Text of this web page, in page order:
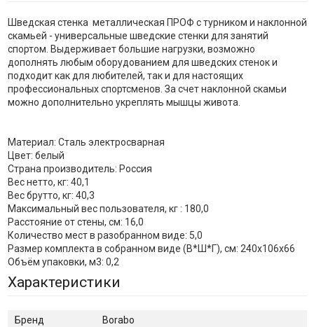
Шведская стенка металлическая ПРОФ с турником и наклонной
скамьей - универсальные шведские стенки для занятий
спортом. Выдерживает большие нагрузки, возможно
дополнять любым оборудованием для шведских стенок и
подходит как для любителей, так и для настоящих
профессиональных спортсменов. За счет наклонной скамьи
можно дополнительно укреплять мышцы живота.
Материал: Сталь электросварная
Цвет: белый
Страна производитель: Россия
Вес нетто, кг: 40,1
Вес брутто, кг: 40,3
Максимальный вес пользователя, кг : 180,0
Расстояние от стены, см: 16,0
Количество мест в разобранном виде: 5,0
Размер комплекта в собранном виде (В*Ш*Г), см: 240х106х66
Объём упаковки, м3: 0,2
Характеристики
Бренд Borabo